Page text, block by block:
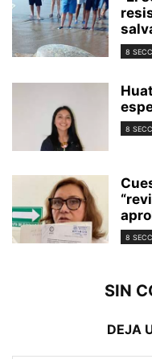
8
8
8
SIN
DEJA